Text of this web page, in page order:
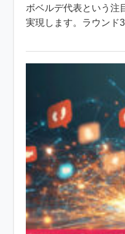
ボベルデ代表という注
実現します。ラウンド